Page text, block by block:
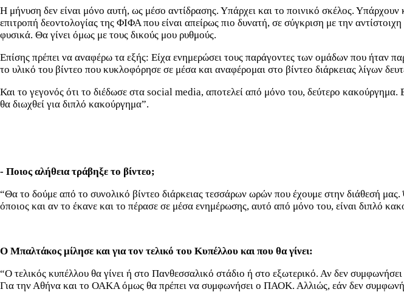
Η μήνυση δεν είναι μόνο αυτή, ως μέσο αντίδρασης. Υπάρχει και το ποινικό σκέλος.
επιτροπή δεοντολογίας της ΦΙΦΑ που είναι απείρως πιο δυνατή, σε σύγκριση με την
φυσικά. Θα γίνει όμως με τους δικούς μου ρυθμούς.
Επίσης πρέπει να αναφέρω τα εξής: Είχα ενημερώσει τους παράγοντες των ομάδων που ήταν
το υλικό του βίντεο που κυκλοφόρησε σε μέσα και αναφέρομαι στο βίντεο διάρκειας λίγων
Και το γεγονός ότι το διέδωσε στα social media, αποτελεί από μόνο του, δεύτερο
θα διωχθεί για διπλό κακούργημα”.
- Ποιος αλήθεια τράβηξε το βίντεο;
“Θα το δούμε από το συνολικό βίντεο διάρκειας τεσσάρων ωρών που έχουμε στην διάθεσή
όποιος και αν το έκανε και το πέρασε σε μέσα ενημέρωσης, αυτό από μόνο του, είναι διπλό
Ο Μπαλτάκος μίλησε και για τον τελικό του Κυπέλλου και που θα γίνει:
“Ο τελικός κυπέλλου θα γίνει ή στο Πανθεσσαλικό στάδιο ή στο εξωτερικό. Αν δεν
Για την Αθήνα και το ΟΑΚΑ όμως θα πρέπει να συμφωνήσει ο ΠΑΟΚ. Αλλιώς, εάν δεν